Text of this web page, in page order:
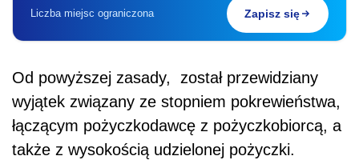
Liczba miejsc ograniczona Zapisz się
Od powyższej zasady, został przewidziany
wyjątek związany ze stopniem pokrewieństwa,
łączącym pożyczkodawcę z pożyczkobiorcą, a
także z wysokością udzielonej pożyczki.